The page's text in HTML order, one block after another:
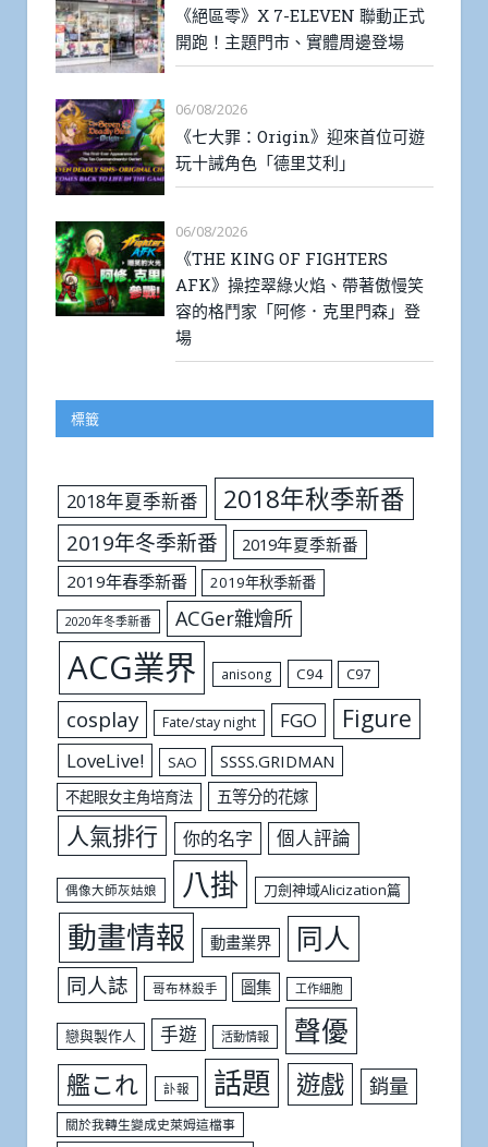
《絕區零》X 7-ELEVEN 聯動正式
開跑！主題門市、實體周邊登場
06/08/2026
《七大罪：Origin》迎來首位可遊
玩十誡角色「德里艾利」
06/08/2026
《THE KING OF FIGHTERS
AFK》操控翠綠火焰、帶著傲慢笑
容的格鬥家「阿修．克里門森」登
場
標籤
2018年夏季新番 2018年秋季新番
2019年冬季新番
2019年夏季新番
2019年春季新番
2019年秋季新番
2020年冬季新番 ACGer雜燴所
ACG業界 anisong C94 C97
cosplay Fate/stay night FGO Figure
LoveLive! SAO SSSS.GRIDMAN
不起眼女主角培育法 五等分的花嫁
人氣排行 你的名字 個人評論
偶像大師灰姑娘 八掛 刀劍神域Alicization篇
動畫情報 動畫業界 同人
同人誌 哥布林殺手 圖集 工作細胞
戀與製作人 手遊 活動情報 聲優
艦これ 訃報 話題 遊戲 銷量
關於我轉生變成史萊姆這檔事